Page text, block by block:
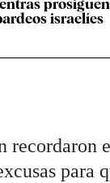
prosiguen
israelíes
recordaron
para